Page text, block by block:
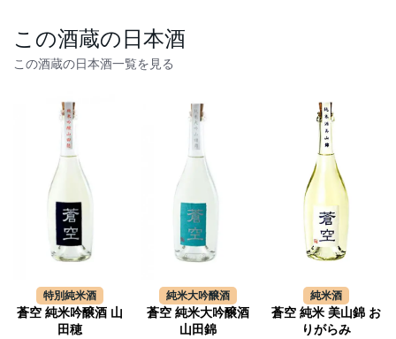
この酒蔵の日本酒
この酒蔵の日本酒一覧を見る
特別純米酒
蒼空 純米吟醸酒 山
田穂
純米大吟醸酒
蒼空 純米大吟醸酒
山田錦
純米酒
蒼空 純米 美山錦 お
りがらみ